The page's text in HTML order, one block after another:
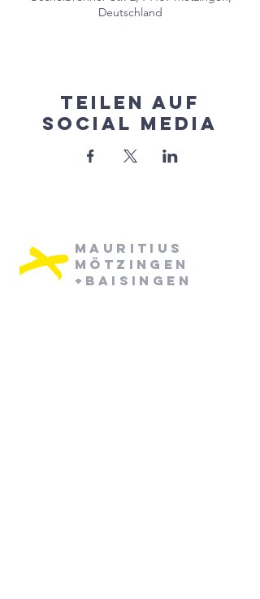
Deutschland
Teilen auf
Social Media
Mauritius
Mötzingen
+Baisingen